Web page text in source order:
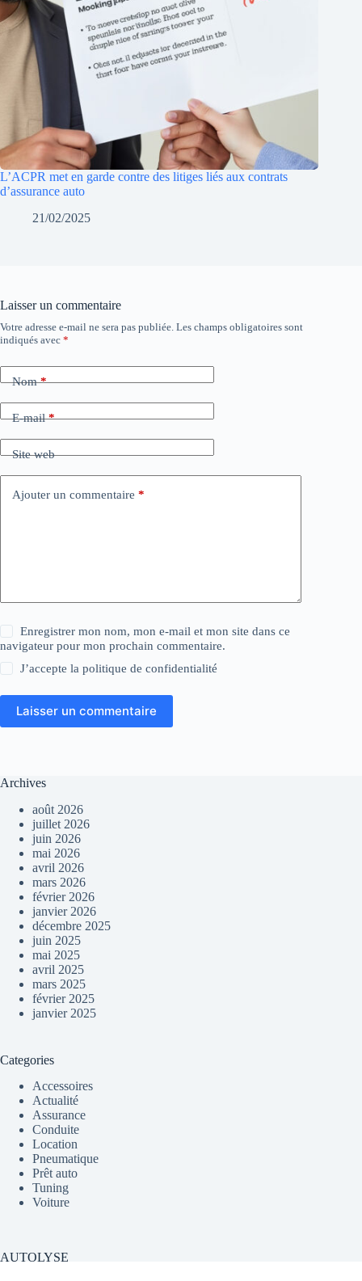
L’ACPR met en garde contre des litiges liés aux contrats
d’assurance auto
21/02/2025
Laisser un commentaire
Votre adresse e-mail ne sera pas publiée. Les champs obligatoires sont
indiqués avec *
Nom*
E-mail*
Site web
Ajouter un commentaire *
Enregistrer mon nom, mon e-mail et mon site dans ce
navigateur pour mon prochain commentaire.
J’accepte lapolitique de confidentialité
Laisser un commentaire
Archives
août 2026
juillet 2026
juin 2026
mai 2026
avril 2026
mars 2026
février 2026
janvier 2026
décembre 2025
juin 2025
mai 2025
avril 2025
mars 2025
février 2025
janvier 2025
Categories
Accessoires
Actualité
Assurance
Conduite
Location
Pneumatique
Prêt auto
Tuning
Voiture
AUTOLYSE